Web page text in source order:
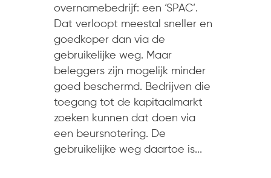
overnamebedrijf: een ‘SPAC’.
Dat verloopt meestal sneller en
goedkoper dan via de
gebruikelijke weg. Maar
beleggers zijn mogelijk minder
goed beschermd. Bedrijven die
toegang tot de kapitaalmarkt
zoeken kunnen dat doen via
een beursnotering. De
gebruikelijke weg daartoe is...